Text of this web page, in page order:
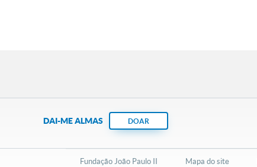
DAI-ME ALMAS DOAR
Fundação João Paulo II Mapa do site